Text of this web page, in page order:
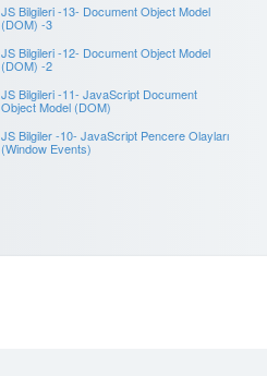
JS Bilgileri -13- Document Object Model
(DOM) -3
JS Bilgileri -12- Document Object Model
(DOM) -2
JS Bilgileri -11- JavaScript Document
Object Model (DOM)
JS Bilgiler -10- JavaScript Pencere Olayları
(Window Events)